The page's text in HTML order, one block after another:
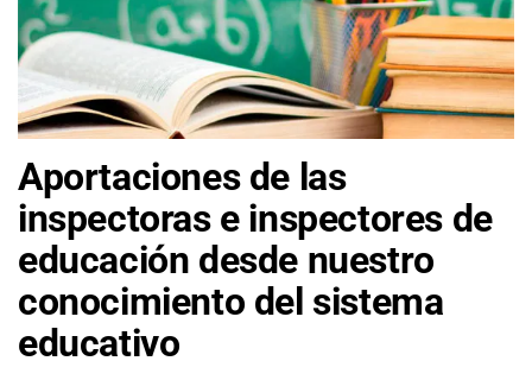
Aportaciones de las
inspectoras e inspectores de
educación desde nuestro
conocimiento del sistema
educativo